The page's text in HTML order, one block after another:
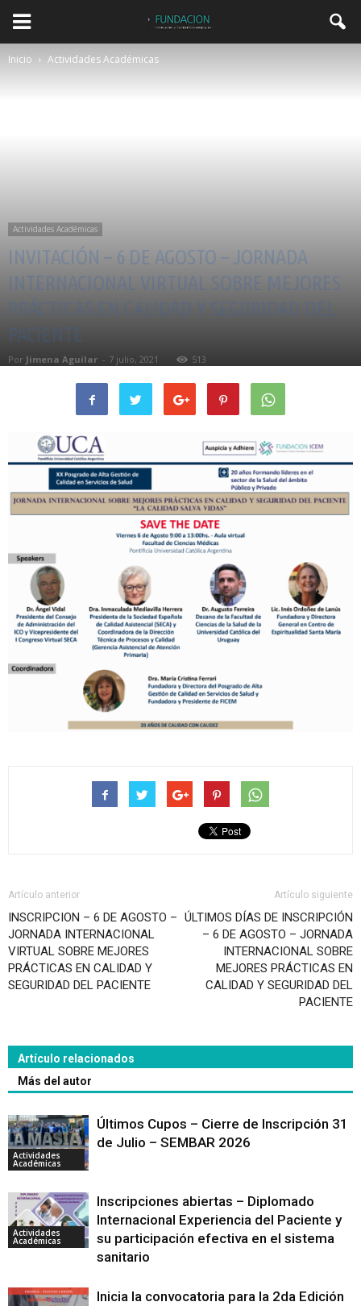
Inicio Actividades Académicas
Actividades Académicas
INVITACIÓN – 6 DE AGOSTO – JORNADA
INTERNACIONAL VIRTUAL SOBRE MEJORES
PRÁCTICAS EN CALIDAD Y SEGURIDAD DEL
PACIENTE
Por Jimena Aguilar - 7 julio, 2021 513
Artículo anterior
INSCRIPCION – 6 DE AGOSTO –
JORNADA INTERNACIONAL
VIRTUAL SOBRE MEJORES
PRÁCTICAS EN CALIDAD Y
SEGURIDAD DEL PACIENTE
Artículo siguiente
ÚLTIMOS DÍAS DE INSCRIPCIÓN
– 6 DE AGOSTO – JORNADA
INTERNACIONAL SOBRE
MEJORES PRÁCTICAS EN
CALIDAD Y SEGURIDAD DEL
PACIENTE
Artículo relacionados
Más del autor
Actividades
Académicas
Últimos Cupos – Cierre de Inscripción 31
de Julio – SEMBAR 2026
Actividades
Académicas
Inscripciones abiertas – Diplomado
Internacional Experiencia del Paciente y
su participación efectiva en el sistema
sanitario
Inicia la convocatoria para la 2da Edición